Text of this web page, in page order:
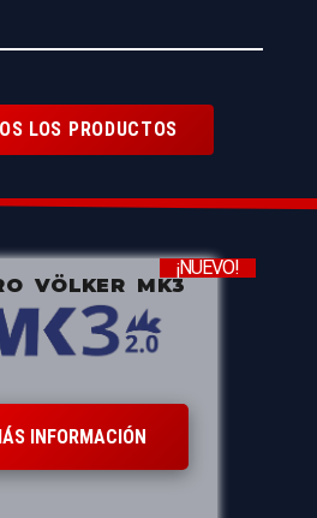
LOS PRODUCTOS
VÖLKER MK3
¡NUEVO!
INFORMACIÓN